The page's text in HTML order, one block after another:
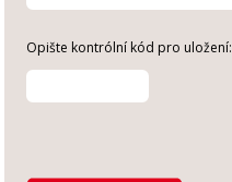
Opište kontrólní kód pro uložení: